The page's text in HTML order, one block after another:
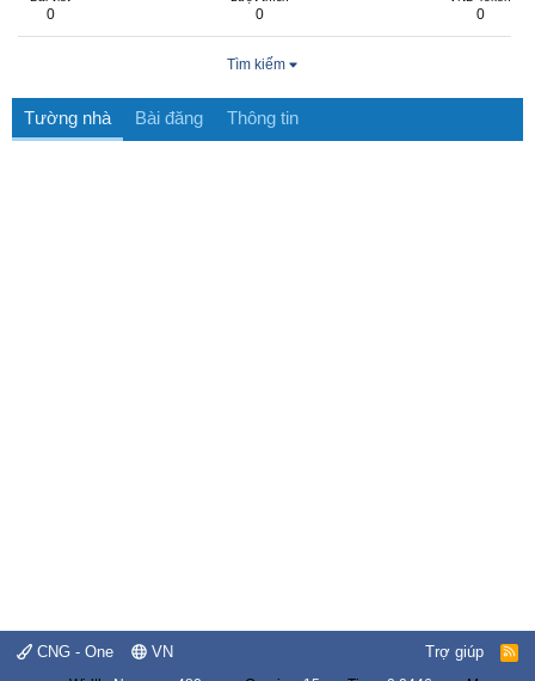
0 0 0
Tìm kiếm
Tường nhà Bài đăng Thông tin
CNG - One VN Trợ giúp
R